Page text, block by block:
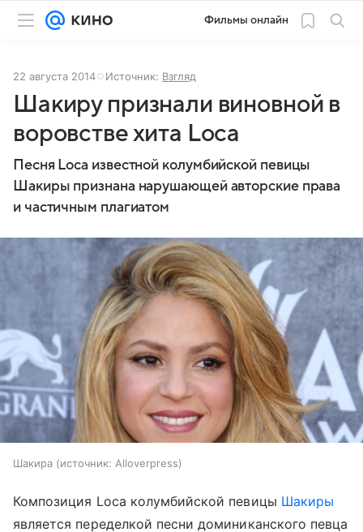
Фильмы онлайн
22 августа 2014 Источник: Взгляд
Шакиру признали виновной в
воровстве хита Loca
Песня Loca известной колумбийской певицы
Шакиры признана нарушающей авторские права
и частичным плагиатом
Шакира источник: Alloverpress
Композиция Loca колумбийской певицы Шакиры
является переделкой песни доминиканского певца